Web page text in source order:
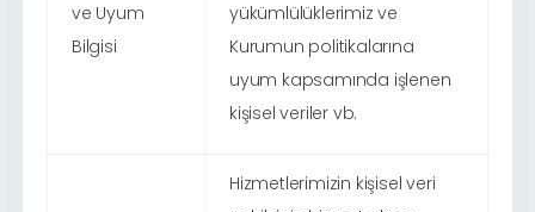
ve Uyum
Bilgisi
yükümlülüklerimiz ve
Kurumun politikalarına
uyum kapsamında işlenen
kişisel veriler vb.
Hizmetlerimizin kişisel veri